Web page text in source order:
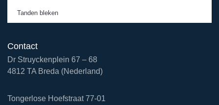
Tanden bleken
Contact
Dr Struyckenplein 67 – 68
4812 TA Breda (Nederland)
Tongerlose Hoefstraat 77-01